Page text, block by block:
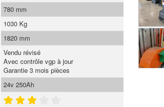
780 mm
1030 Kg
1820 mm
Vendu révisé
Avec contrôle vgp à jour
Garantie 3 mois pièces
24v 250Ah